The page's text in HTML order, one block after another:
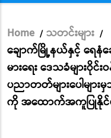
Breadcrumb
Home / သတင်းများ /
ချောက်မြို့နယ်နှင့် ရေနံ
မားရေး ဒေသခံများဝို
ပညာတတ်များပေါမျာ
ကို အထောက်အကူပြုနို